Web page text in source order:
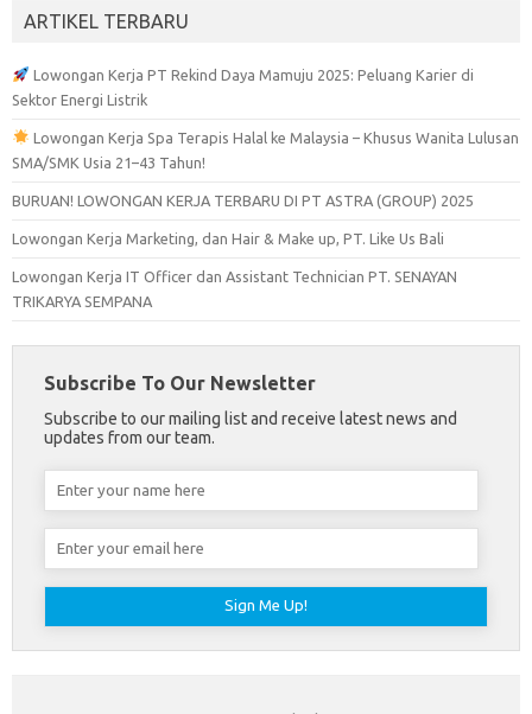
ARTIKEL TERBARU
Lowongan Kerja PT Rekind Daya Mamuju 2025: Peluang Karier di
Sektor Energi Listrik
Lowongan Kerja Spa Terapis Halal ke Malaysia – Khusus Wanita Lulusan
SMA/SMK Usia 21–43 Tahun!
BURUAN! LOWONGAN KERJA TERBARU DI PT ASTRA (GROUP) 2025
Lowongan Kerja Marketing, dan Hair & Make up, PT. Like Us Bali
Lowongan Kerja IT Officer dan Assistant Technician PT. SENAYAN
TRIKARYA SEMPANA
Subscribe To Our Newsletter
Subscribe to our mailing list and receive latest news and
updates from our team.